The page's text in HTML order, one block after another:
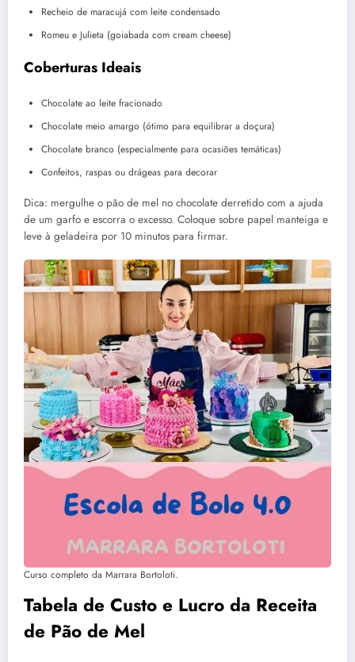
Recheio de maracujá com leite condensado
Romeu e Julieta (goiabada com cream cheese)
Coberturas Ideais
Chocolate ao leite fracionado
Chocolate meio amargo (ótimo para equilibrar a doçura)
Chocolate branco (especialmente para ocasiões temáticas)
Confeitos, raspas ou drágeas para decorar
Dica: mergulhe o pão de mel no chocolate derretido com a ajuda
de um garfo e escorra o excesso. Coloque sobre papel manteiga e
leve à geladeira por 10 minutos para firmar.
Curso completo da Marrara Bortoloti.
Tabela de Custo e Lucro da Receita
de Pão de Mel